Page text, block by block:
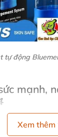
động
mạnh,
tự động
Xem thêm